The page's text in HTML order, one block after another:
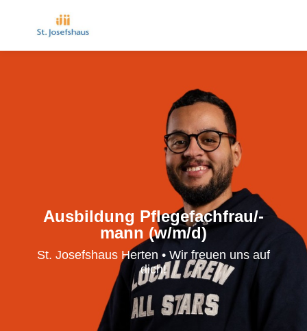
Ausbildung Pflegefachfrau/-
mann (w/m/d)
St. Josefshaus Herten • Wir freuen uns auf
dich!